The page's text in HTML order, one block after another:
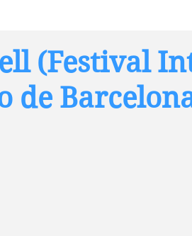
(Festival
de